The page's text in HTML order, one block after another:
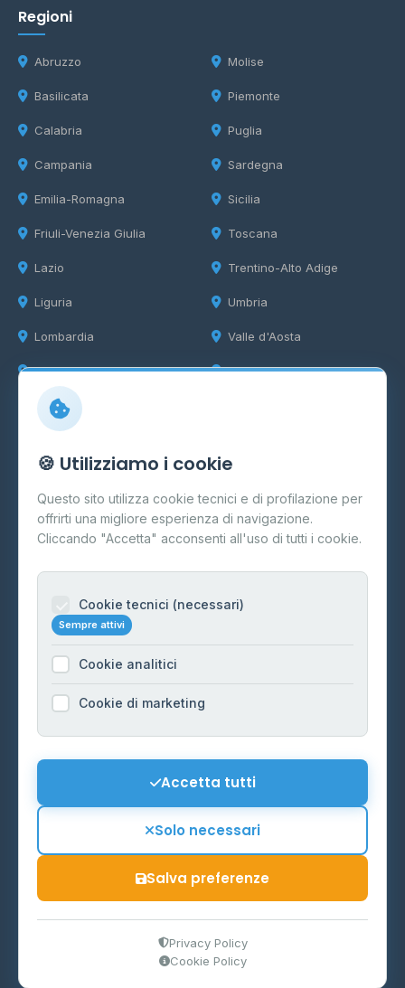
Regioni
Abruzzo
Basilicata
Calabria
Campania
Emilia-Romagna
Friuli-Venezia Giulia
Lazio
Liguria
Lombardia
Marche
Molise
Piemonte
Puglia
Sardegna
Sicilia
Toscana
Trentino-Alto Adige
Umbria
Valle d'Aosta
Veneto
Info
Cos'è il GPL
FAQ
Contatti
Informazioni legali
Cookie Policy
Preferenze Cookie
Mappa del sito
P.IVA 03859300364
Ministero delle Imprese e del Made in Italy
🍪 Utilizziamo i cookie
Questo sito utilizza cookie tecnici e di profilazione per
offrirti una migliore esperienza di navigazione.
Cliccando "Accetta" acconsenti all'uso di tutti i cookie.
Cookie tecnici (necessari)
Sempre attivi
Cookie analitici
Cookie di marketing
Accetta tutti
Solo necessari
Salva preferenze
Privacy Policy
Cookie Policy